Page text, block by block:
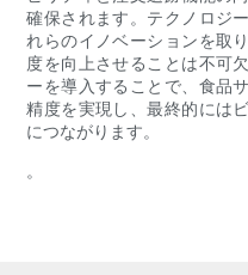
確保されます。テクノロジ
れらのイノベーションを取
度を向上させることは不可
ーを導入することで、食品
精度を実現し、最終的には
につながります。
。